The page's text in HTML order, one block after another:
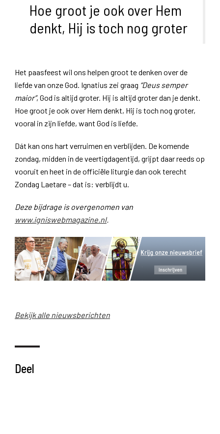
Hoe groot je ook over Hem
denkt, Hij is toch nog groter
Het paasfeest wil ons helpen groot te denken over de
liefde van onze God. Ignatius zei graag “Deus semper
maior”, God is altijd groter. Hij is altijd groter dan je denkt.
Hoe groot je ook over Hem denkt, Hij is toch nog groter,
vooral in zijn liefde, want God is liefde.
Dát kan ons hart verruimen en verblijden. De komende
zondag, midden in de veertigdagentijd, grijpt daar reeds op
vooruit en heet in de officiële liturgie dan ook terecht
Zondag Laetare – dat is: verblijdt u.
Deze bijdrage is overgenomen van
www.igniswebmagazine.nl.
Bekijk alle nieuwsberichten
Deel